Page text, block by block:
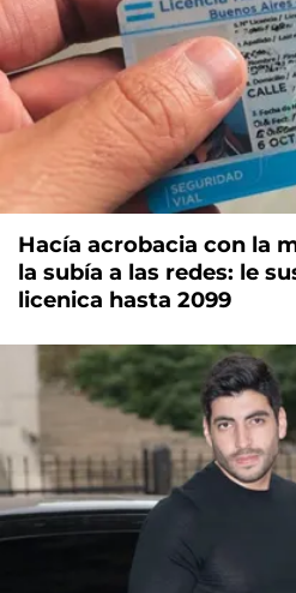
Hacía acrobacia con la
la subía a las redes: le
licenica hasta 2099